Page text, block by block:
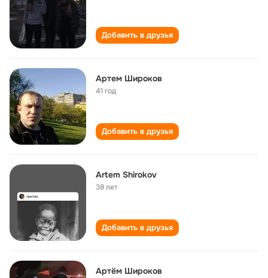
Добавить в друзья
Артем Широков
41 год
Добавить в друзья
Artem Shirokov
38 лет
Добавить в друзья
Артём Широков